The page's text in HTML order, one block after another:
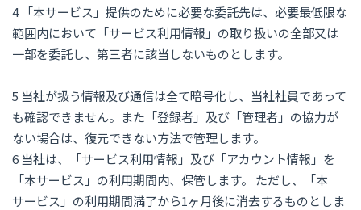
4 「本サービス」提供のために必要な委託先は、必要最低限な
範囲内において「サービス利用情報」の取り扱いの全部又は
一部を委託し、第三者に該当しないものとします。
5 当社が扱う情報及び通信は全て暗号化し、当社社員であって
も確認できません。また「登録者」及び「管理者」の協力が
ない場合は、復元できない方法で管理します。
6 当社は、「サービス利用情報」及び「アカウント情報」を
「本サービス」の利用期間内、保管します。 ただし、「本
サービス」の利用期間満了から1ヶ月後に消去するものとしま